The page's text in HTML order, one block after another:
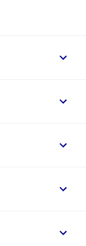
について